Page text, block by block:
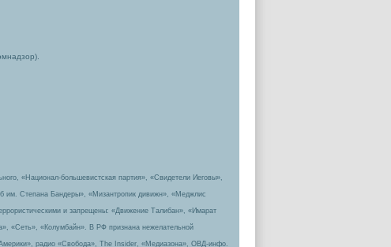
«Национал-большевистская партия», «Свидетели Иеговы»,
им. Степана Бандеры», «Мизантропик дивижн», «Меджлис
и запрещены: «Движение Талибан», «Имарат
«Сеть», «Колумбайн». В РФ признана нежелательной
радио «Свобода», The Insider, «Медиазона», ОВД-инфо.